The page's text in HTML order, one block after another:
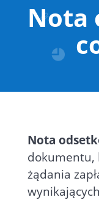
Nota
Nota
dokumentu,
żądania